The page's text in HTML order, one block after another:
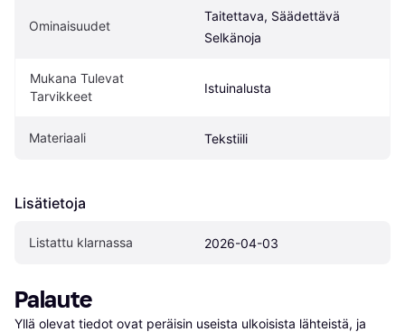
Ominaisuudet
Taitettava, Säädettävä
Selkänoja
Mukana Tulevat
Tarvikkeet
Istuinalusta
Materiaali Tekstiili
Lisätietoja
Listattu klarnassa 2026-04-03
Palaute
Yllä olevat tiedot ovat peräisin useista ulkoisista lähteistä, ja